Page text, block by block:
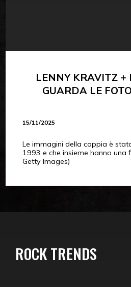
LENNY KRAVITZ +
GUARDA LE
15/11/2025
Le immagini della coppia è
1993 e che insieme hanno una
Getty Images)
ROCK TRENDS